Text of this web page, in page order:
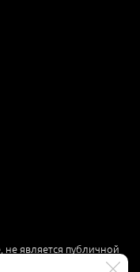
является публичной
характер и